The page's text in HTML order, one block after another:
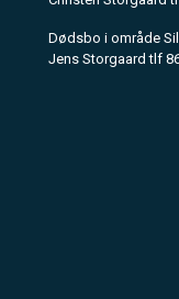
Dødsbo i område
Jens Storgaard tlf